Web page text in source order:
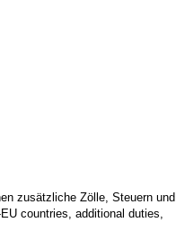
zusätzliche Zölle, Steuern und
countries, additional duties,